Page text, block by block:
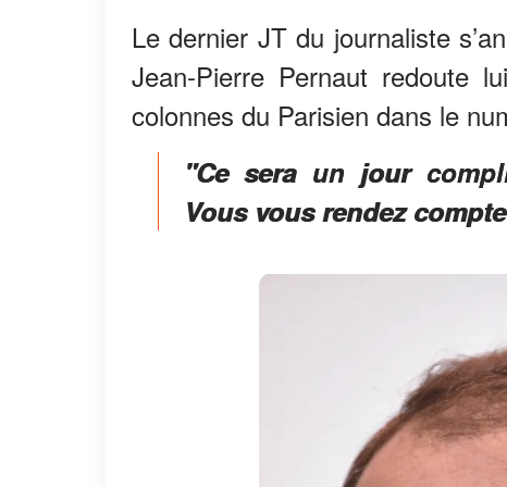
Le dernier JT du journaliste
Jean-Pierre Pernaut redoute
colonnes du Parisien dans le
"Ce sera un jour
Vous vous rendez